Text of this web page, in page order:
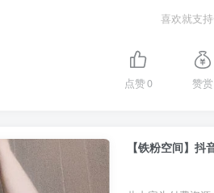
喜欢就支
点赞0 赞赏
【铁粉空间】抖